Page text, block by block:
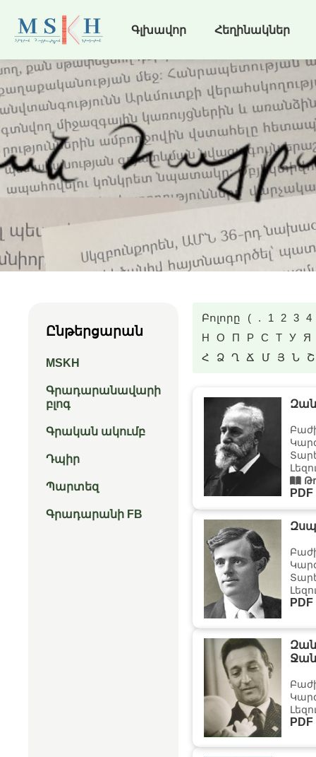
Գլխավոր Հեղինակներ
Ընթերցարան
MSKH
Գրադարանավարի
բլոգ
Գրական ակումբ
Դպիր
Պարտեզ
Գրադարանի FB
Բոլորը ( . 1 2 3 4
Н
О П Р С Т У
Я
Հ
Ձ Ղ Ճ Մ Յ Ն Շ
PDF
PDF
PDF